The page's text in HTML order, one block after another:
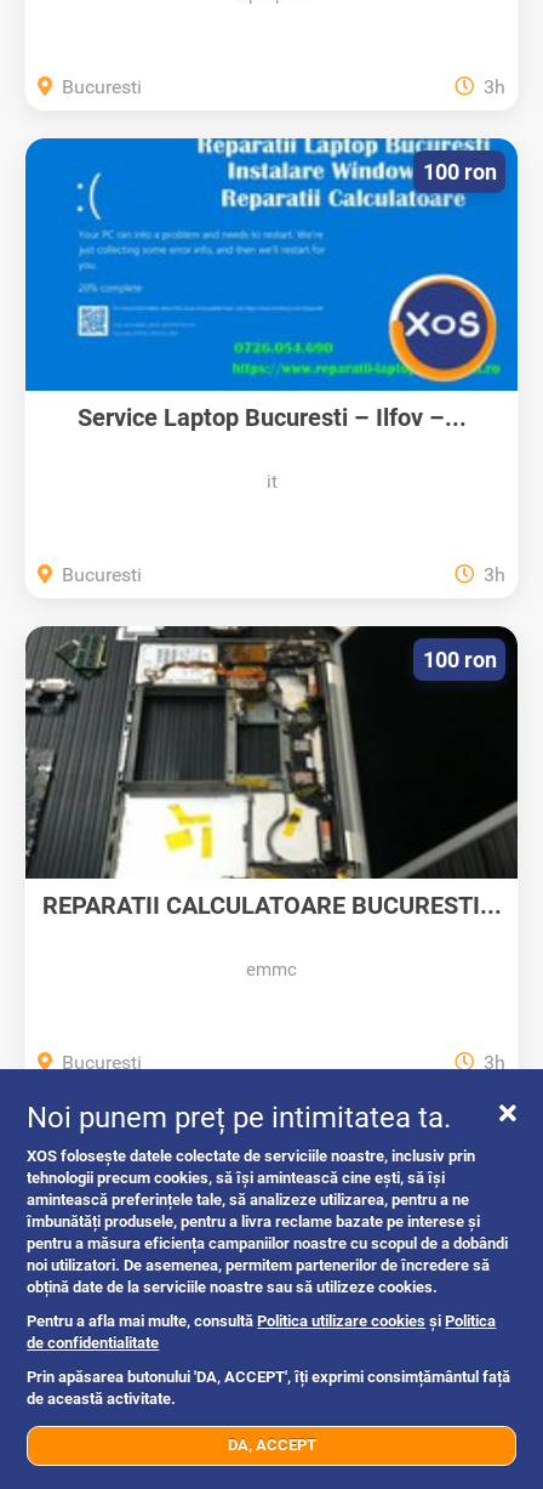
07xx xxx xxx Trimite mesaj
Bucuresti 3h
Service Laptop Bucuresti – Ilfov –...
it
100 ron
Bucuresti 3h
REPARATII CALCULATOARE BUCURESTI...
emmc
100 ron
Bucuresti 3h
REPARATII LAPTOPURI BUCURESTI
REPARATII...
reparatii pc
100 ron
Noi punem preț pe intimitatea ta.
XOS folosește datele colectate de serviciile noastre, inclusiv prin
tehnologii precum cookies, să își amintească cine ești, să își
amintească preferințele tale, să analizeze utilizarea, pentru a ne
îmbunătăți produsele, pentru a livra reclame bazate pe interese și
pentru a măsura eficiența campaniilor noastre cu scopul de a dobândi
noi utilizatori. De asemenea, permitem partenerilor de încredere să
obțină date de la serviciile noastre sau să utilizeze cookies.
Pentru a afla mai multe, consultăPolitica utilizare cookies șiPolitica
de confidentialitate
Prin apăsarea butonului 'DA, ACCEPT', îți exprimi consimțământul față
de această activitate.
DA, ACCEPT